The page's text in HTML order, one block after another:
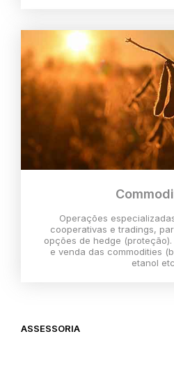
Operações
cooperativas e tradings,
opções de hedge
e venda das commodities
etanol
ASSESSORIA